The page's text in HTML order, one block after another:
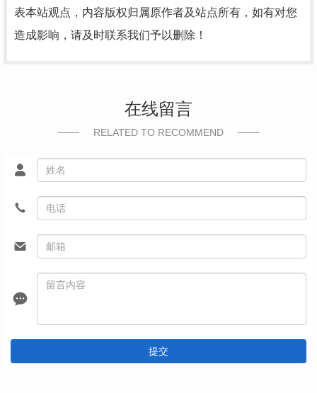
表本站观点，内容版权归属原作者及站点所有，如有对您
造成影响，请及时联系我们予以删除！
在线留言
RELATED TO RECOMMEND
提交